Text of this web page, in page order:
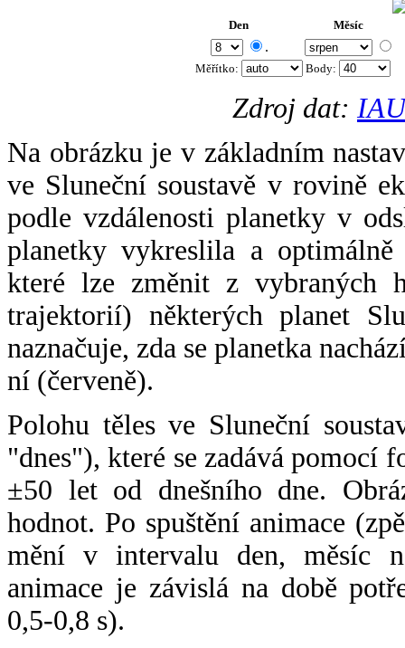
Den Měsíc
.
Měřítko: Body:
Zdroj dat:
Na obrázku je v základním
ve Sluneční soustavě v rovině
podle vzdálenosti planetky v
planetky vykreslila a
které lze změnit z vybraných
trajektorií) některých planet
naznačuje, zda se planetka
ní (červeně).
Polohu těles ve Sluneční
"dnes"), které se zadává pomocí
±50 let od dnešního dne.
hodnot. Po spuštění animace
mění v intervalu den, měsíc
animace je závislá na době
0,5-0,8 s).